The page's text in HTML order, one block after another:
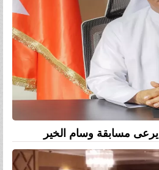
يرعى مسابقة وسام الخير